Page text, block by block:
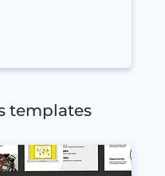
templates